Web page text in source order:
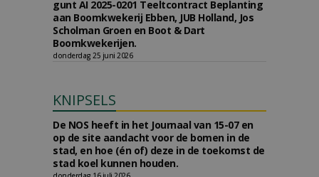
gunt AI 2025-0201 Teeltcontract Beplanting
aan Boomkwekerij Ebben, JUB Holland, Jos
Scholman Groen en Boot & Dart
Boomkwekerijen.
donderdag 25 juni 2026
KNIPSELS
De NOS heeft in het Journaal van 15-07 en
op de site aandacht voor de bomen in de
stad, en hoe (én of) deze in de toekomst de
stad koel kunnen houden.